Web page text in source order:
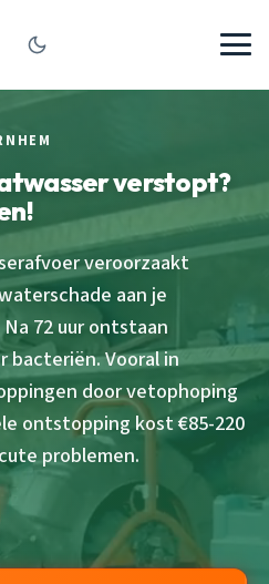
verstopt?
veroorzaakt
aan je
72 uur ontstaan
bacteriën. Vooral in
door vetophoping
ontstopping kost €85-220
problemen.